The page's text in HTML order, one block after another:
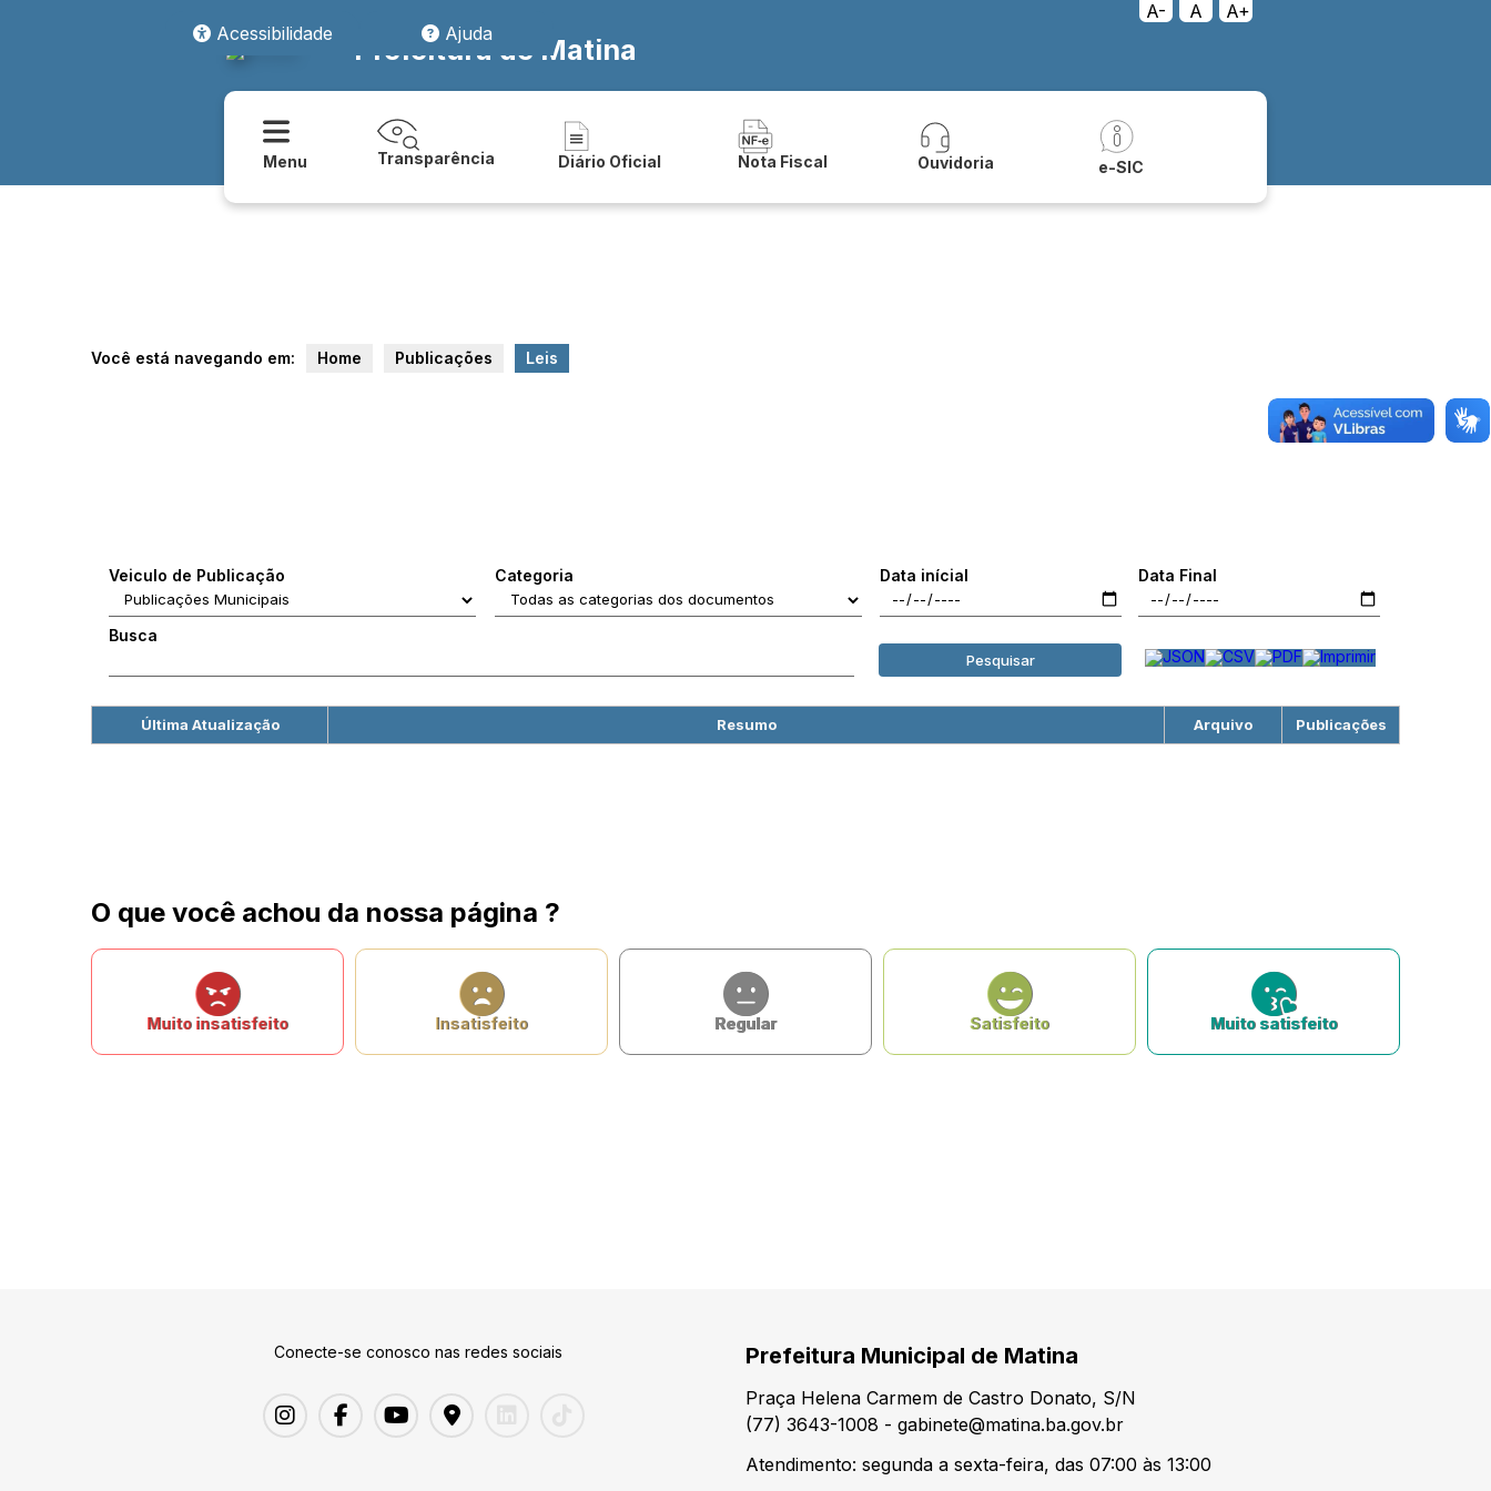
A- A
A+
Acessibilidade
Ajuda
Prefeitura de Matina
Menu Transparência Diário Oficial Nota Fiscal Ouvidoria e-SIC
Você está navegando em: Home Publicações Leis
Veiculo de Publicação Categoria Data inícial Data Final
Busca
Pesquisar
Última Atualização Resumo Arquivo Publicações
O que você achou da nossa página ?
Muito insatisfeito Insatisfeito Regular Satisfeito Muito satisfeito
Conecte-se conosco nas redes sociais Prefeitura Municipal de Matina
Praça Helena Carmem de Castro Donato, S/N
(77) 3643-1008 - gabinete@matina.ba.gov.br
Atendimento: segunda a sexta-feira, das 07:00 às 13:00